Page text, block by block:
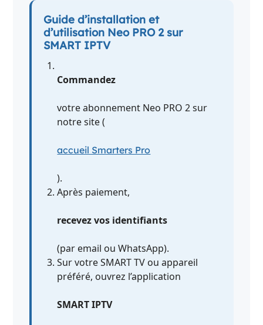
Guide d’installation et
d’utilisation Neo PRO 2 sur
SMART IPTV
Commandez
votre abonnement Neo PRO 2 sur
notre site (
accueil Smarters Pro
).
Après paiement,
recevez vos identifiants
(par email ou WhatsApp).
Sur votre SMART TV ou appareil
préféré, ouvrez l’application
SMART IPTV